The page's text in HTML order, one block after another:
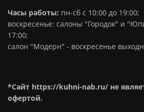
Часы работы: пн-сб с 10:00 до 19:00;
воскресенье: салоны "Городок" и
17:00;
салон "Модерн" - воскресенье
*Сайт https://kuhni-nab.ru/ не
офертой.